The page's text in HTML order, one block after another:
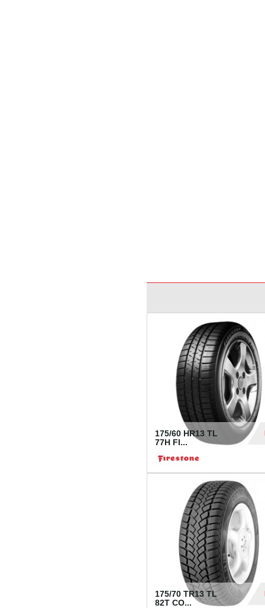
175/60 HR13 TL
77H FI...
175/70 TR13 TL
82T CO...